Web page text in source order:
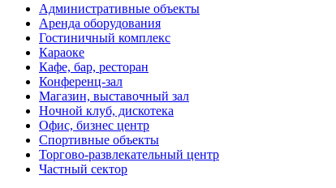
Административные объекты
Аренда оборудования
Гостиничный комплекс
Караоке
Кафе, бар, ресторан
Конференц-зал
Магазин, выставочный зал
Ночной клуб, дискотека
Офис, бизнес центр
Спортивные объекты
Торгово-развлекательный центр
Частный сектор